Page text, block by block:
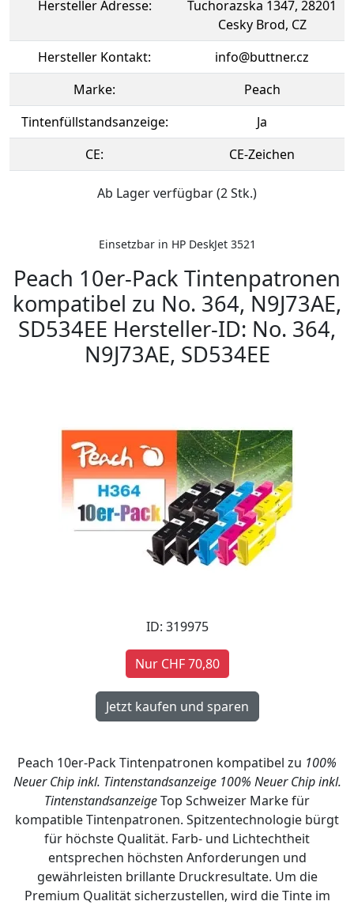
Hersteller Adresse:
Tuchorazska 1347, 28201
Cesky Brod, CZ
Hersteller Kontakt:
info@buttner.cz
Marke:
Peach
Tintenfüllstandsanzeige:
Ja
CE:
CE-Zeichen
Ab Lager verfügbar (2 Stk.)
Einsetzbar in HP DeskJet 3521
Peach 10er-Pack Tintenpatronen
kompatibel zu No. 364, N9J73AE,
SD534EE Hersteller-ID: No. 364,
N9J73AE, SD534EE
ID: 319975
Nur CHF 70,80
Peach 10er-Pack Tintenpatronen kompatibel zu 100%
Neuer Chip inkl. Tintenstandsanzeige 100% Neuer Chip inkl.
TintenstandsanzeigeTop Schweizer Marke für
kompatible Tintenpatronen. Spitzentechnologie bürgt
für höchste Qualität. Farb- und Lichtechtheit
entsprechen höchsten Anforderungen und
gewährleisten brillante Druckresultate. Um die
Premium Qualität sicherzustellen, wird die Tinte im